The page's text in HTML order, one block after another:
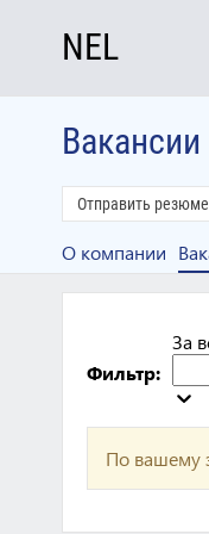
NEL
Отправить резюме
О компании
Фильтр:
За
По вашему